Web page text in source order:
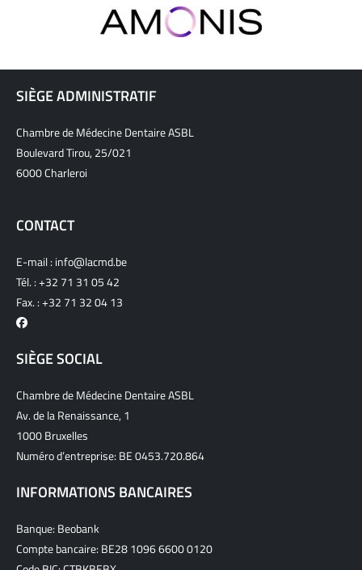
SIÈGE ADMINISTRATIF
Chambre de Médecine Dentaire ASBL
Boulevard Tirou, 25/021
6000 Charleroi
CONTACT
E-mail : info@lacmd.be
Tél. :+32 71 31 05 42
Fax. : +32 71 32 04 13
SIÈGE SOCIAL
Chambre de Médecine Dentaire ASBL
Av. de la Renaissance, 1
1000 Bruxelles
Numéro d’entreprise: BE 0453.720.864
INFORMATIONS BANCAIRES
Banque: Beobank
Compte bancaire: BE28 1096 6600 0120